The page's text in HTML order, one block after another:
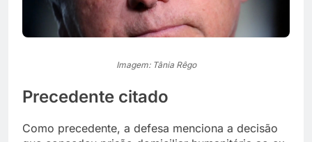
Imagem: Tânia Rêgo
Precedente citado
Como precedente, a defesa menciona a decisão